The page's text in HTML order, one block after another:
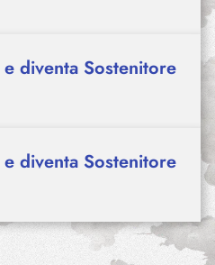
diventa Sostenitore
diventa Sostenitore